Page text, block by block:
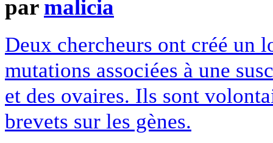
par malicia
Deux chercheurs ont créé
mutations associées à une
et des ovaires. Ils sont
brevets sur les gènes.